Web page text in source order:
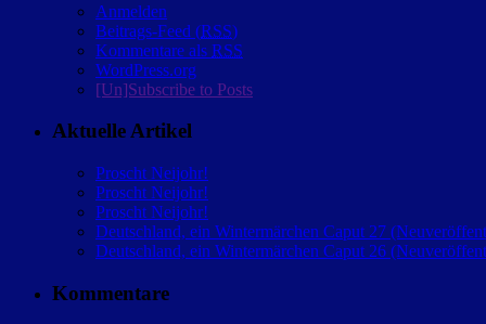
Anmelden
Beitrags-Feed (RSS)
Kommentare als RSS
WordPress.org
[Un]Subscribe to Posts
Aktuelle Artikel
Proscht Neijohr!
Proscht Neijohr!
Proscht Neijohr!
Deutschland, ein Wintermärchen Caput 27
Deutschland, ein Wintermärchen Caput 26
Kommentare